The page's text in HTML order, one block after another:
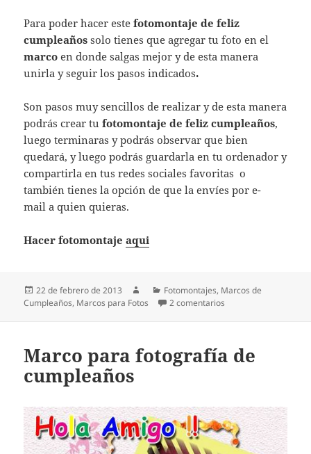
Para poder hacer estefotomontaje de feliz
cumpleaños solo tienes que agregar tu foto en el
marco en donde salgas mejor y de esta manera
unirla y seguir los pasos indicados.
Son pasos muy sencillos de realizar y de esta manera
podrás crear tufotomontaje de feliz cumpleaños,
luego terminaras y podrás observar que bien
quedará, y luego podrás guardarla en tu ordenador y
compartirla en tus redes sociales favoritas o
también tienes la opción de que la envíes por e-
mail a quien quieras.
Hacer fotomontajeaqui
Publicado
el
22 de febrero de 2013 Autor Categorías
Fotomontajes, Marcos de
Cumpleaños, Marcos para Fotos 2 comentarios
Marco para fotografía de
cumpleaños